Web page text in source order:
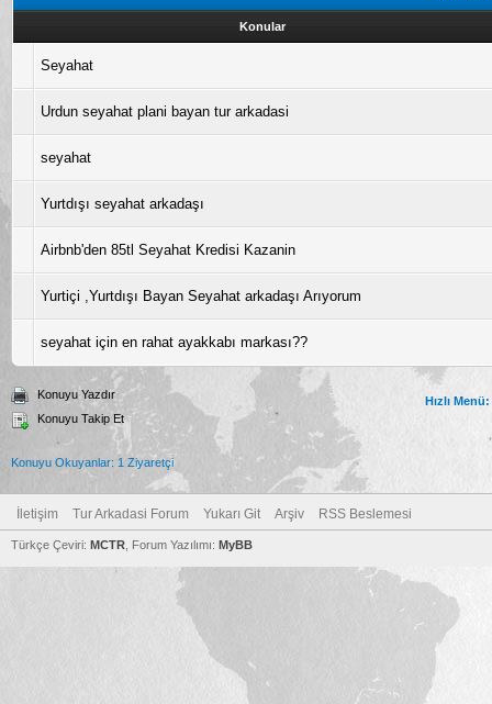
Konular
Seyahat
Urdun seyahat plani bayan tur arkadasi
seyahat
Yurtdışı seyahat arkadaşı
Airbnb'den 85tl Seyahat Kredisi Kazanin
Yurtiçi ,Yurtdışı Bayan Seyahat arkadaşı Arıyorum
seyahat için en rahat ayakkabı markası??
Konuyu Yazdır
Konuyu Takip Et
Hızlı Menü:
Konuyu Okuyanlar: 1 Ziyaretçi
İletişim Tur Arkadasi Forum Yukarı Git Arşiv RSS Beslemesi
Türkçe Çeviri: MCTR , Forum Yazılımı: MyBB